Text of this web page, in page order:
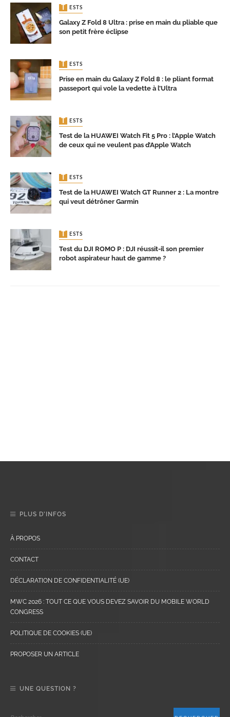
TESTS
Galaxy Z Fold 8 Ultra : prise en main du pliable que
son petit frère éclipse
TESTS
Prise en main du Galaxy Z Fold 8 : le pliant format
passeport qui vole la vedette à l’Ultra
TESTS
Test de la HUAWEI Watch Fit 5 Pro : l’Apple Watch
de ceux qui ne veulent pas d’Apple Watch
TESTS
Test de la HUAWEI Watch GT Runner 2 : La montre
qui veut détrôner Garmin
TESTS
Test du DJI ROMO P : DJI réussit-il son premier
robot aspirateur haut de gamme ?
PLUS D’INFOS
À PROPOS
CONTACT
DÉCLARATION DE CONFIDENTIALITÉ (UE)
MWC 2026 : TOUT CE QUE VOUS DEVEZ SAVOIR DU MOBILE WORLD
CONGRESS
POLITIQUE DE COOKIES (UE)
PROPOSER UN ARTICLE
UNE QUESTION ?